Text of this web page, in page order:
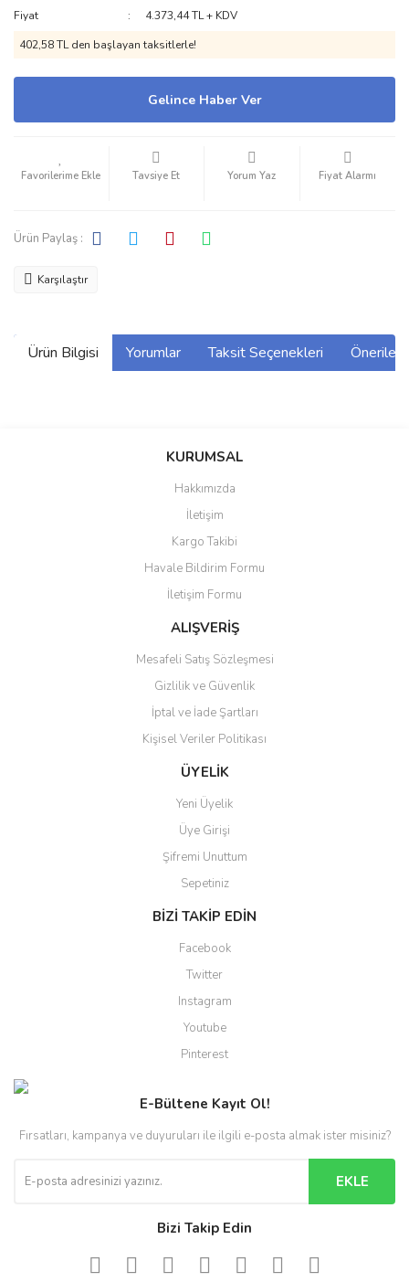
Fiyat
4.373,44 TL + KDV
402,58 TL den başlayan taksitlerle!
Gelince Haber Ver
Tavsiye Et Yorum Yaz Fiyat Alarmı
Ürün Paylaş :
Karşılaştır
Ürün Bilgisi Yorumlar Taksit Seçenekleri
Bu ürüne ilk yorumu siz yapın!
Yorum Yaz
Ürün resmi kalitesiz, bozuk veya görüntülenemiyor.
Ürün açıklamasında eksik bilgiler bulunuyor.
Ürün bilgilerinde hatalar bulunuyor.
Ürün fiyatı diğer sitelerden daha pahalı.
Bu ürüne benzer farklı alternatifler olmalı.
Gönder
KURUMSAL
Hakkımızda
İletişim
Kargo Takibi
Havale Bildirim Formu
İletişim Formu
ALIŞVERİŞ
Mesafeli Satış Sözleşmesi
Gizlilik ve Güvenlik
İptal ve İade Şartları
Kişisel Veriler Politikası
ÜYELİK
Yeni Üyelik
Üye Girişi
Şifremi Unuttum
Sepetiniz
BİZİ TAKİP EDİN
Facebook
Twitter
Instagram
Youtube
Pinterest
E-Bültene Kayıt Ol!
Fırsatları, kampanya ve duyuruları ile ilgili e-posta almak ister misiniz?
EKLE
Bizi Takip Edin